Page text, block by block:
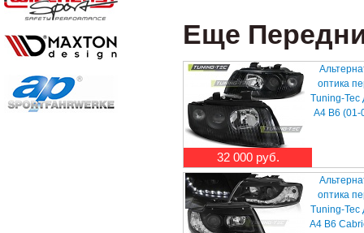
Еще
32 000 руб.
оптика
Tuning-Tec
A4 B6 (01-
оптика
Tuning-Tec
A4 B6